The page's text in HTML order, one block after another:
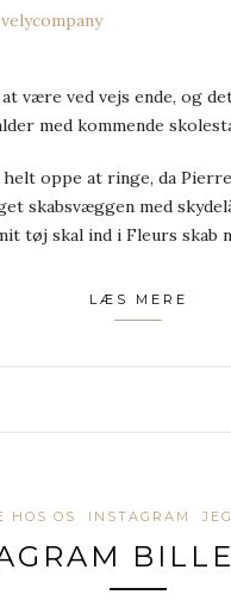
være ved vejs ende, og
med kommende
oppe at ringe, da
skabsvæggen med
tøj skal ind i Fleurs skab
LÆS MERE
HOS OS INSTAGRAM